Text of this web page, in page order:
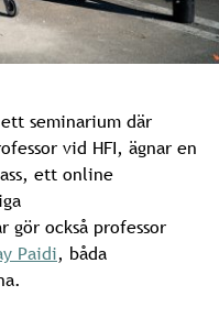
seminarium där
vid HFI, ägnar en
ett online
gör också professor
Paidi, båda